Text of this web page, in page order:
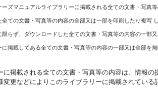
ーズマニュアルライブラリーに掲載される全ての文書・写真
全ての文書・写真等の内容の全部又は一部を印刷したり複写
限らず、ダウンロードした全ての文書・写真等の内容の一
に掲載してある全ての文書・写真等の内容の一部又は全部を
に掲載される全ての文書・写真等の内容は、情報
変更などによりこのライブラリーに掲載されてい